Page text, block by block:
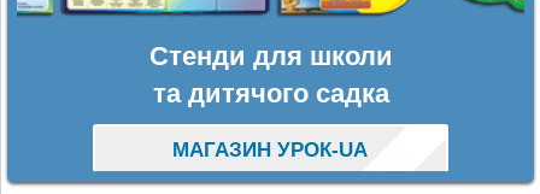
Стенди для школи
та дитячого садка
МАГАЗИН УРОК-UA